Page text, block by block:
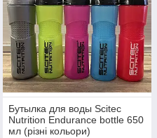
Бутылка для воды Scitec
Nutrition Endurance bottle 650
мл (різні кольори)